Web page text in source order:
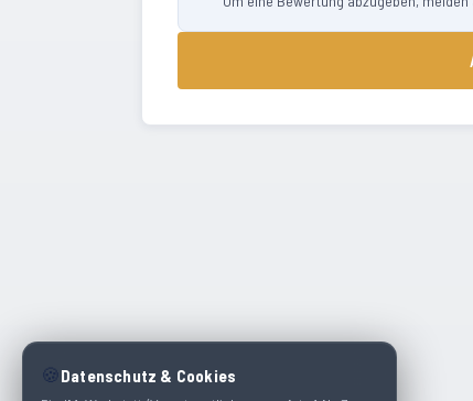
🍪 Datenschutz & Cookies